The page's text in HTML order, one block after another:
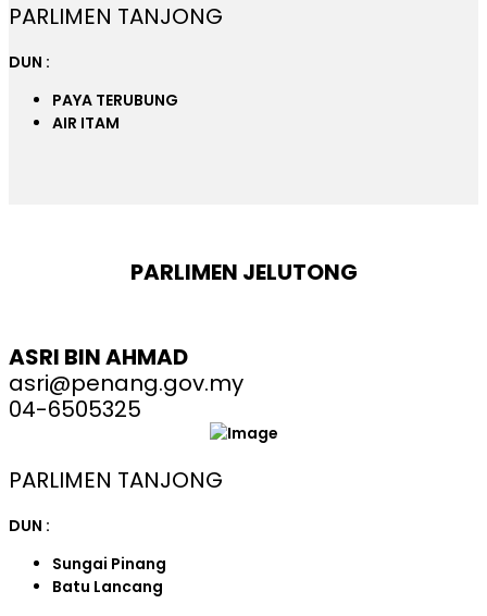
PARLIMEN TANJONG
DUN :
PAYA TERUBUNG
AIR ITAM
PARLIMEN JELUTONG
ASRI BIN AHMAD
asri@penang.gov.my
04-6505325
PARLIMEN TANJONG
DUN :
Sungai Pinang
Batu Lancang